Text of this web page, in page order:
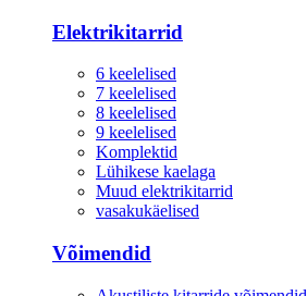
Elektrikitarrid
6 keelelised
7 keelelised
8 keelelised
9 keelelised
Komplektid
Lühikese kaelaga
Muud elektrikitarrid
vasakukäelised
Võimendid